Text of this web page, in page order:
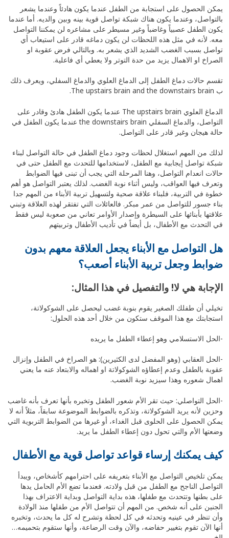
يمكن الحصول على استجابة من الطفل عندما يكون هادئاً وعندما يشعر
بالتواصل، وعندما يكون هناك شبكة تواصل قوية بينه وبين والديه. أما عندما
يكون الطفل عصبياً وغاضباً وغير مسيطر على مشاعره لن يمكننا التواصل
معه. لأنه في مثل هذه اللحظات لن يكون دماغه قادر على استيعاب أي
تواصل بسبب الغضب الشديد الذي يشعر به. وبالتالي فرض عقوبة او
الصراخ او الاهمال يزيد من حدة التوتر ولا يعطي أي فاعلية.
تقسم حالات دماغ الطفل إلى الدماغ العلوي والدماغ السفلي، ويعرف ذلك
ب The upstairs brain and the downstairs brain.
الدماغ العلوي The upstairs brain عندما يكون الطفل هادئ وقادر على
التواصل، والدماغ السفلي the downstairs brain عندما يكون الطفل في
حالة هيجان وغير قادر على التواصل.
لذلك من المهم استغلال لحظات وجود دماغ الطفل في حالة التواصل لبناء
شبكة تواصل إيجابية مع الطفل، لاستخدامها للتحدث مع الطفل حتى في
حالات انعدام التواصل، وهنا المرحلة التي يجب أن تبنى فيها الضوابط
وتعرف فيها العواقب، وليس أثناء نوبة الغضب. لذلك يعتبر التواصل هو أهم
خطوة في التربية، فلبناء علاقة صحية ولتسهيل تربية الأبناء من المهم جدا
بناء جسور للتواصل من عمر مبكر. فالعائلات التي تفتقر لهذه العلاقة وتبني
علاقتها بأبنائها على السيطرة وإصدار الأوامر تعاني من صعوبة ليس فقط
في التحدث مع الأطفال، بل أيضاً في تأديب الأطفال وتربيتهم
هل التواصل مع الأبناء يجعل العلاقة معهم بدون
ضوابط وجعل تربية الأبناء أصعب؟
الإجابة هي لا! والتفصيل في هذا المثال:
تخيلي أن طفلك الصغير يقوم بنوبة غضب ليحصل على الشوكولاتة،
استجابتك مع هذا الموقف ستكون من خلال أحد هذه الحلول:
-الحل الاستسلامي وهو إعطاء الطفل ما يريده
-‎الحل العقابي (وهو المفضل لدى الكثيرين): هو الصراخ في الطفل وإنزال
عقوبة بالطفل وعدم إعطاؤه الشوكولاتة او اهماله والابتعاد عنه ما يعني
اهمال شعوره وهذا سيزيد نوبة الغضب.
-الحل التواصلي: حيث تقر الأم شعور الطفل وتخبره بأنها تعرف بأنه غاضب
وحزين لأنه يريد الشوكولاتة، وتذكره بالضوابط الموضوعة سابقاً، مثلاً أنه لا
يمكن الحصول على الحلوى قبل الغداء، أو غيرها من الضوابط التربوية التي
وضعتها الأم والتي تحول دون إعطاء الطفل ما يريد.
كيف يمكنك إرساء قواعد تواصل قوية مع الأطفال
يمكن تلخيص التواصل مع الأبناء بتعريفه على احترامهم كأشخاص، ويبدأ
التواصل الناجح مع الطفل من قبل ولادته. فعندما تضع الأم الحامل يدها
على بطنها وتتحدث مع طفلها، هذه بداية التواصل وبداية الاعتراف بهذا
الجنين على أنه شخص. من المهم أن تتواصل الأم من طفلها منذ الولادة
وأن تنظر في عينيه وتحدثه في كل لحظة وتشرح له كل ما يحدث، وتخبره
أنها الآن تقوم بتغيير حفاضه، والآن وقت الرضاعة، وأنها ستقوم بتحميمه…